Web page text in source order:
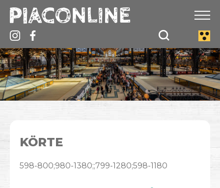
KÖRTE
598-800;980-1380;;799-1280;598-1180